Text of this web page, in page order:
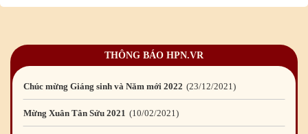
THÔNG BÁO HPN.VR
Chúc mừng Giáng sinh và Năm mới 2023 24/12/2022
Chúc mừng Giáng sinh và Năm mới 2022 23/12
Mừng Xuân Tân Sửu 2021 10/02/2021
Chúc mừng Giáng sinh và Năm mới 2021